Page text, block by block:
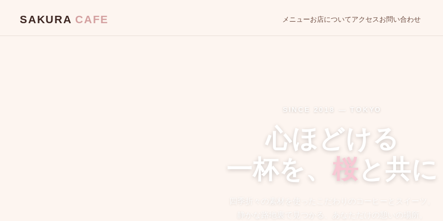
SAKURA CAFE メニューお店についてアクセスお問い合わせ
SINCE 2018 — TOKYO
心ほどける
一杯を、 桜と共に
四季折々の素材を使ったこだわりのコーヒーとスイーツ。
静かな路地裏で見つかる、あなただけの憩いの場所。